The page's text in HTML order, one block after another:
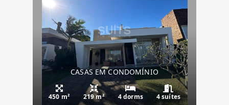
CASAS EM CONDOMÍNIO
450 m² 219 m² 4 dorms 4 suítes